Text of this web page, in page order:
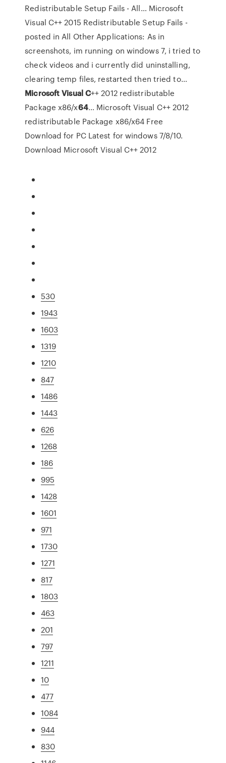
Redistributable Setup Fails - All… Microsoft
Visual C++ 2015 Redistributable Setup Fails -
posted in All Other Applications: As in
screenshots, im running on windows 7, i tried to
check videos and i currently did uninstalling,
clearing temp files, restarted then tried to…
Microsoft VisualC++ 2012 redistributable
Package x86/x64… Microsoft Visual C++ 2012
redistributable Package x86/x64 Free
Download for PC Latest for windows 7/8/10.
Download Microsoft Visual C++ 2012
530
1943
1603
1319
1210
847
1486
1443
626
1268
186
995
1428
1601
971
1730
1271
817
1803
463
201
797
1211
10
477
1084
944
830